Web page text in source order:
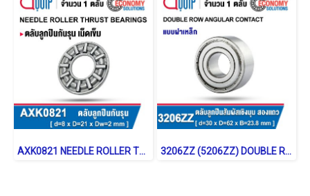
AXK0821 NEEDLE ROLLER THRUST WASHER BEARING 3206ZZ (5206ZZ) DOUBLE ROW ANGULAR CONTACT BALL BEARING